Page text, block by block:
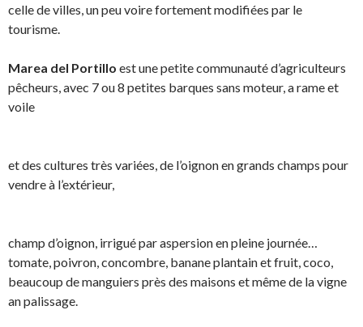
celle de villes, un peu voire fortement modifiées par le
tourisme.
Marea del Portillo est une petite communauté d’agriculteurs
pêcheurs, avec 7 ou 8 petites barques sans moteur, a rame et
voile
et des cultures très variées, de l’oignon en grands champs pour
vendre à l’extérieur,
champ d’oignon, irrigué par aspersion en pleine journée…
tomate, poivron, concombre, banane plantain et fruit, coco,
beaucoup de manguiers près des maisons et même de la vigne
an palissage.